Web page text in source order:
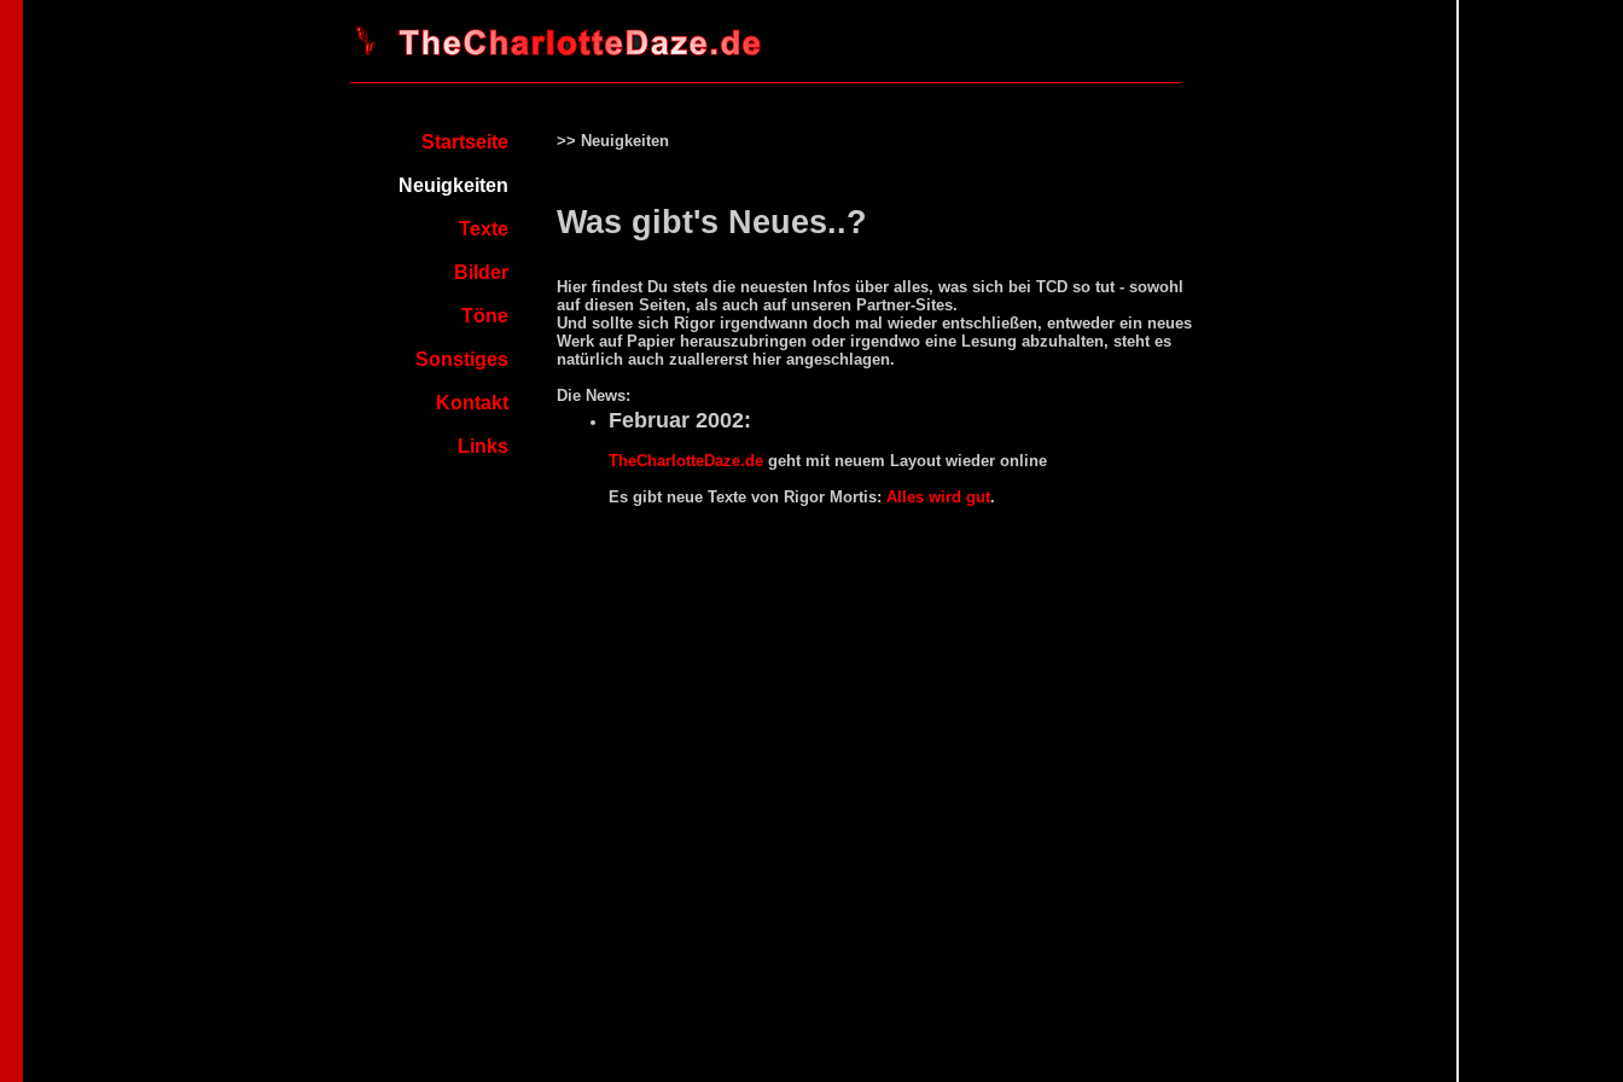
Startseite
Neuigkeiten
Texte
Bilder
Töne
Sonstiges
Kontakt
Links
>> Neuigkeiten
Was gibt's Neues..?
Hier findest Du stets die neuesten Infos über alles, was sich bei TCD so tut - sowohl
auf diesen Seiten, als auch auf unseren Partner-Sites.
Und sollte sich Rigor irgendwann doch mal wieder entschließen, entweder ein neues
Werk auf Papier herauszubringen oder irgendwo eine Lesung abzuhalten, steht es
natürlich auch zuallererst hier angeschlagen.
Die News:
Februar 2002:
TheCharlotteDaze.de geht mit neuem Layout wieder online
Es gibt neue Texte von Rigor Mortis: Alles wird gut.